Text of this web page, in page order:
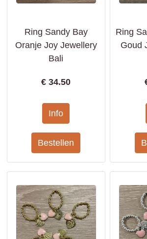
Ring Sandy Bay
Oranje Joy Jewellery
Bali
€34.50
Ring
Goud